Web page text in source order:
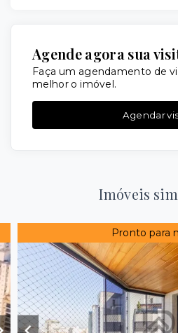
Agende agora sua
Faça um agendamento de
melhor o imóvel.
Agendar
Imóveis
Pronto para